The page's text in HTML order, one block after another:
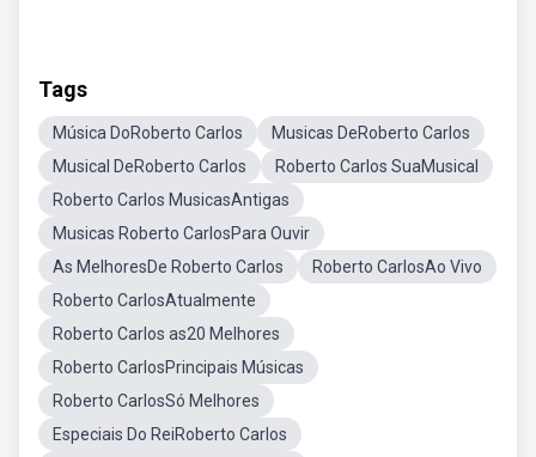
Tags
Música DoRoberto Carlos
Musicas DeRoberto Carlos
Musical DeRoberto Carlos
Roberto Carlos SuaMusical
Roberto Carlos MusicasAntigas
Musicas Roberto CarlosPara Ouvir
As MelhoresDe Roberto Carlos
Roberto CarlosAo Vivo
Roberto CarlosAtualmente
Roberto Carlos as20 Melhores
Roberto CarlosPrincipais Músicas
Roberto CarlosSó Melhores
Especiais Do ReiRoberto Carlos